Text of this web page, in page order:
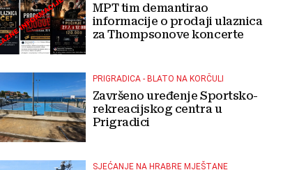
MPT tim demantirao
informacije o prodaji ulaznica
za Thompsonove koncerte
PRIGRADICA - BLATO NA KORČULI
Završeno uređenje Sportsko-
rekreacijskog centra u
Prigradici
SJEĆANJE NA HRABRE MJEŠTANE